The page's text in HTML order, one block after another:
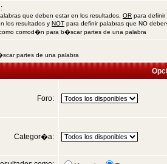
que deben estar en los resultados, OR para definir
los resultados y NOT para definir palabras que NO
comod�n para b�scar partes de una palabra
partes de una palabra
Foro:
Categor�a: